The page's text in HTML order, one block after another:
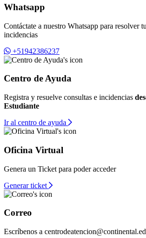
Whatsapp
Contáctate a nuestro Whatsapp para resolver
incidencias
+51942386237
Centro de Ayuda
Registra y resuelve consultas e incidencias
Estudiante
Ir al centro de ayuda
Oficina Virtual
Genera un Ticket para poder acceder
Generar ticket
Correo
Escríbenos a